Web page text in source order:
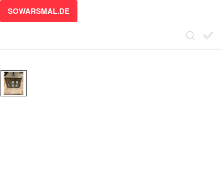
SOWARSMAL.DE